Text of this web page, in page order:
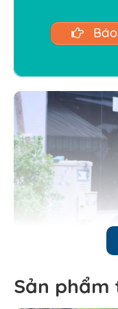
Sản phẩm